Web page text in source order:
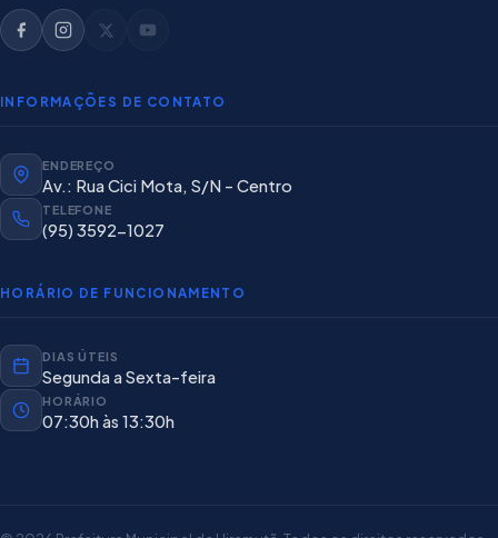
INFORMAÇÕES DE CONTATO
ENDEREÇO
Av.: Rua Cici Mota, S/N - Centro
TELEFONE
(95) 3592-1027
HORÁRIO DE FUNCIONAMENTO
DIAS ÚTEIS
Segunda a Sexta-feira
HORÁRIO
07:30h às 13:30h